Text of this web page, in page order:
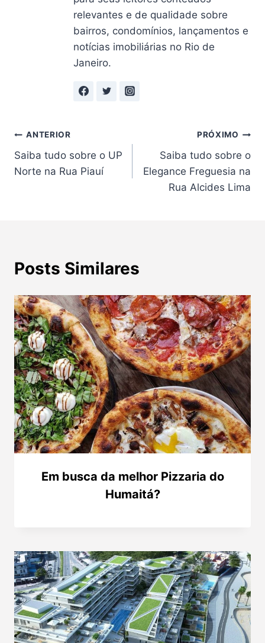
relevantes e de qualidade sobre
bairros, condomínios, lançamentos e
notícias imobiliárias no Rio de
Janeiro.
Navegação
de
ANTERIOR
Saiba tudo sobre o UP
Norte na Rua Piauí
PRÓXIMO
Saiba tudo sobre o
Elegance Freguesia na
Rua Alcides Lima
Posts Similares
Em busca da melhor Pizzaria do
Humaitá?